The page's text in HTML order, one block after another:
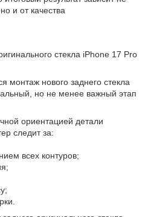
и от качества
стекла iPhone 17 Pro
монтаж нового заднего стекла
но не менее важный этап
ориентацией детали
следит за:
всех контуров;